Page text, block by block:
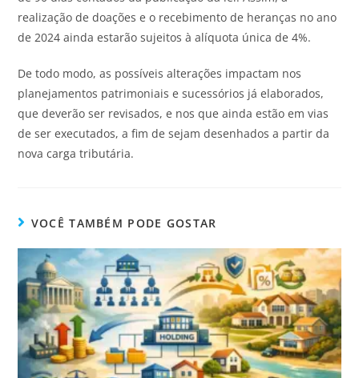
realização de doações e o recebimento de heranças no ano
de 2024 ainda estarão sujeitos à alíquota única de 4%.
De todo modo, as possíveis alterações impactam nos
planejamentos patrimoniais e sucessórios já elaborados,
que deverão ser revisados, e nos que ainda estão em vias
de ser executados, a fim de sejam desenhados a partir da
nova carga tributária.
VOCÊ TAMBÉM PODE GOSTAR